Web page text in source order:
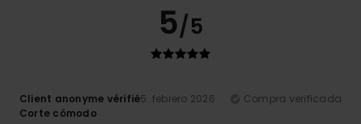
5/5
Client anonyme vérifié5. febrero 2026
Compra verificada
Corte cómodo